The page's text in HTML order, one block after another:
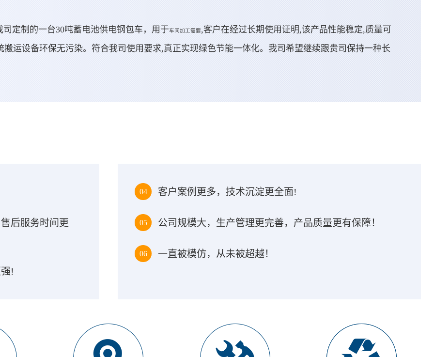
定制的一台30吨蓄电池供电钢包车，用于车间加工需要,客户在经过长期使用证明,该产品性能稳定,质量可
运设备环保无污染。符合我司使用要求,真正实现绿色节能一体化。我司希望继续跟贵司保持一种长
后服务时间更
!
04 客户案例更多，技术沉淀更全面!
05 公司规模大，生产管理更完善，产品质量更有保障！
06 一直被模仿，从未被超越！